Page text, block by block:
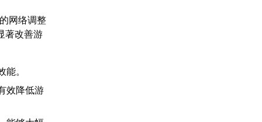
网络调整
著改善游
。
效降低游